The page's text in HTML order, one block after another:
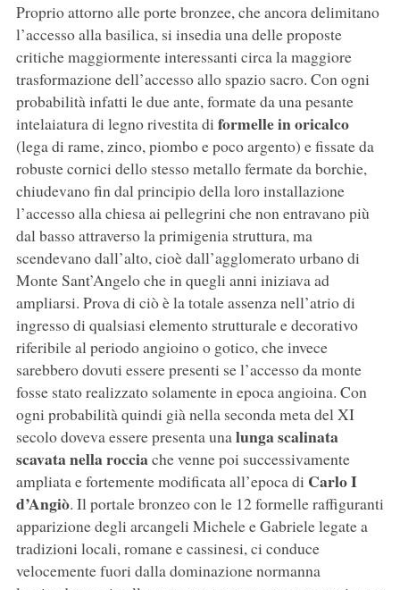
Proprio attorno alle porte bronzee, che ancora delimitano
l’accesso alla basilica, si insedia una delle proposte
critiche maggiormente interessanti circa la maggiore
trasformazione dell’accesso allo spazio sacro. Con ogni
probabilità infatti le due ante, formate da una pesante
intelaiatura di legno rivestita di formelle in oricalco
(lega di rame, zinco, piombo e poco argento) e fissate da
robuste cornici dello stesso metallo fermate da borchie,
chiudevano fin dal principio della loro installazione
l’accesso alla chiesa ai pellegrini che non entravano più
dal basso attraverso la primigenia struttura, ma
scendevano dall’alto, cioè dall’agglomerato urbano di
Monte Sant’Angelo che in quegli anni iniziava ad
ampliarsi. Prova di ciò è la totale assenza nell’atrio di
ingresso di qualsiasi elemento strutturale e decorativo
riferibile al periodo angioino o gotico, che invece
sarebbero dovuti essere presenti se l’accesso da monte
fosse stato realizzato solamente in epoca angioina. Con
ogni probabilità quindi già nella seconda meta del XI
secolo doveva essere presenta unalunga scalinata
scavata nella rocciache venne poi successivamente
ampliata e fortemente modificata all’epoca di Carlo I
d’Angiò. Il portale bronzeo con le 12 formelle raffiguranti
apparizione degli arcangeli Michele e Gabriele legate a
tradizioni locali, romane e cassinesi, ci conduce
velocemente fuori dalla dominazione normanna